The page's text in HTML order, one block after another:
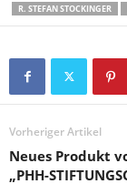
R. STEFAN STOCKINGER
Vorheriger Artikel
Neues Produkt
„PHH-